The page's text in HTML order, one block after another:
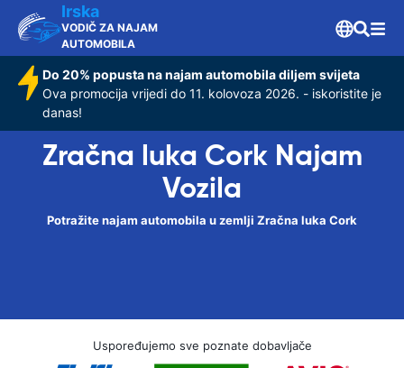
Irska
VODIČ ZA NAJAM
AUTOMOBILA
Do 20% popusta na najam automobila diljem svijeta
Ova promocija vrijedi do 11. kolovoza 2026. - iskoristite je
danas!
Zračna luka Cork Najam
Vozila
Potražite najam automobila u zemlji Zračna luka Cork
Uspoređujemo sve poznate dobavljače